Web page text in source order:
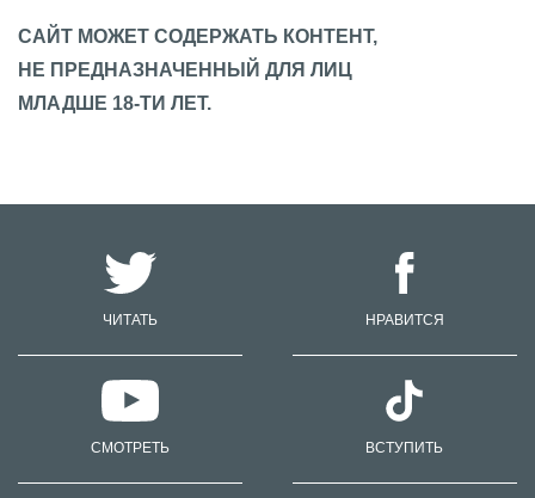
САЙТ МОЖЕТ СОДЕРЖАТЬ КОНТЕНТ,
НЕ ПРЕДНАЗНАЧЕННЫЙ ДЛЯ ЛИЦ
МЛАДШЕ 18-ТИ ЛЕТ.
ЧИТАТЬ НРАВИТСЯ
СМОТРЕТЬ ВСТУПИТЬ